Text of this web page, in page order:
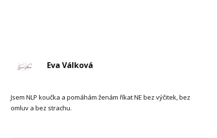
Eva Válková
Jsem NLP koučka a pomáhám ženám říkat NE bez výčitek, bez
omluv a bez strachu.